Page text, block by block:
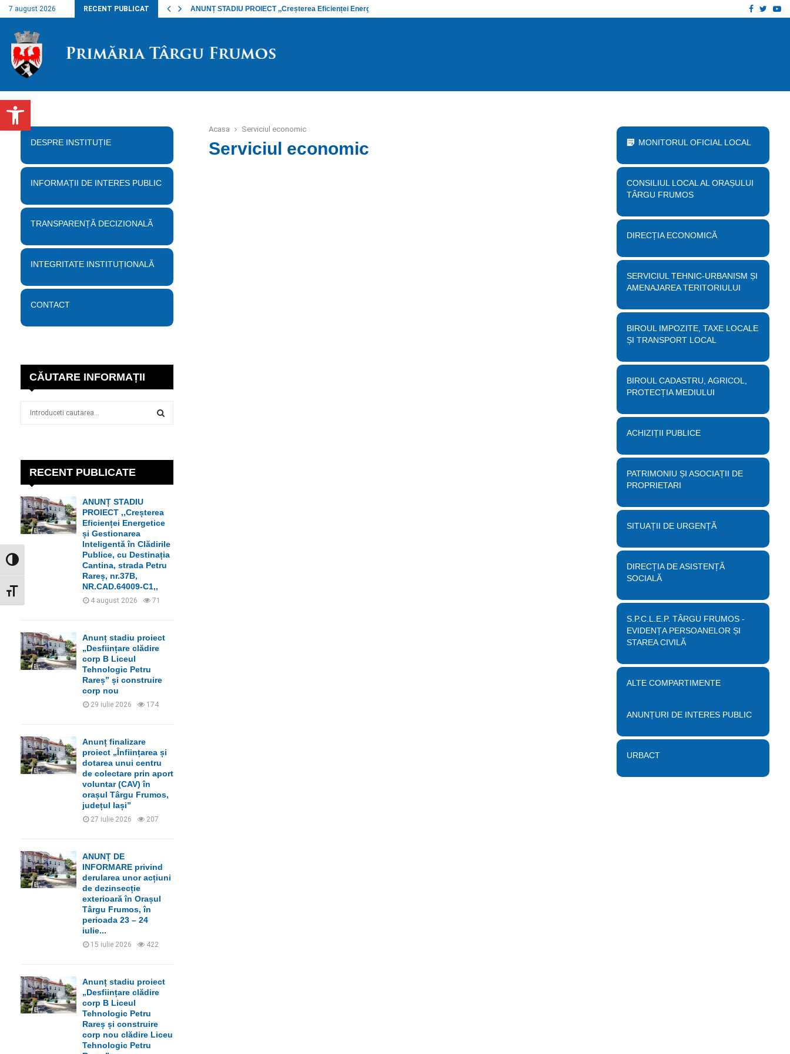
Deschide bara de unelte
GLISOR NIVEL CONTRAST
GLISOR MĂRIME FONT
7 august 2026 RECENT PUBLICAT
lucrărilor… ANUNȚ STADIU PROIECT ,,Creșterea Eficienței Energetice și… Facebook
Acasa Serviciul economic
Serviciul economic
DESPRE INSTITUȚIE
INFORMAȚII DE INTERES PUBLIC
TRANSPARENȚĂ DECIZIONALĂ
INTEGRITATE INSTITUȚIONALĂ
CONTACT
CĂUTARE INFORMAȚII
r
:
E
A
H
RECENT PUBLICATE
ANUNȚ STADIU
PROIECT ,,Creșterea
Eficienței Energetice
și Gestionarea
Inteligentă în Clădirile
Publice, cu Destinația
Cantina, strada Petru
Rareș, nr.37B,
NR.CAD.64009-C1,,
4 august 2026 71
Anunț stadiu proiect
„Desființare clădire
corp B Liceul
Tehnologic Petru
Rareș” și construire
corp nou
29 iulie 2026 174
Anunț finalizare
proiect „Înființarea și
dotarea unui centru
de colectare prin aport
voluntar (CAV) în
orașul Târgu Frumos,
județul Iași”
27 iulie 2026 207
ANUNȚ DE
INFORMARE privind
derularea unor acțiuni
de dezinsecție
exterioară în Orașul
Târgu Frumos, în
perioada 23 – 24
iulie...
15 iulie 2026 422
Anunț stadiu proiect
„Desființare clădire
corp B Liceul
Tehnologic Petru
Rareș și construire
corp nou clădire Liceu
Tehnologic Petru
MONITORUL OFICIAL LOCAL
CONSILIUL LOCAL AL ORAȘULUI
TÂRGU FRUMOS
DIRECȚIA ECONOMICĂ
SERVICIUL TEHNIC-URBANISM ȘI
AMENAJAREA TERITORIULUI
BIROUL IMPOZITE, TAXE LOCALE
ȘI TRANSPORT LOCAL
BIROUL CADASTRU, AGRICOL,
PROTECȚIA MEDIULUI
ACHIZIȚII PUBLICE
PATRIMONIU ȘI ASOCIAȚII DE
PROPRIETARI
SITUAȚII DE URGENȚĂ
DIRECȚIA DE ASISTENȚĂ
SOCIALĂ
S.P.C.L.E.P. TÂRGU FRUMOS -
EVIDENȚA PERSOANELOR ȘI
STAREA CIVILĂ
ALTE COMPARTIMENTE
ANUNȚURI DE INTERES PUBLIC
URBACT